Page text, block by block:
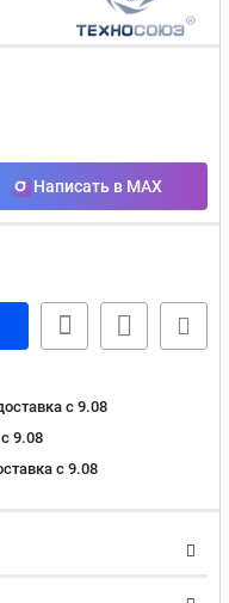
Написать в MAX
c 9.08
9.08
c 9.08